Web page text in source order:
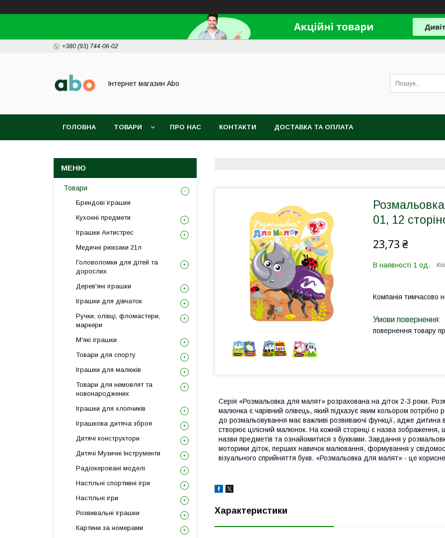
+380 (93) 744-06-02
Інтернет магазин Abo
ГОЛОВНА ТОВАРИ ПРО НАС КОНТАКТИ ДОСТАВКА ТА ОПЛАТА
01, 12
23,73 ₴
В наявності 1 од.
Компанія тимчасово
повернення товару
Серія «Розмальовка для малят» розрахована на діток 2-3 роки.
малюнка є чарівний олівець, який підказує яким кольором потрібно
до розмальовування має важливі розвиваючі функції, адже дитина
створює цілісний малюнок. На кожній сторінці є назва зображення,
назви предметів та ознайомитися з буквами. Завдання у
моторики діток, перших навичок малювання, формування у
візуального сприйняття букв. «Розмальовка для малят» - це
Характеристики
Товари
Брендові іграшки
Кухонні предмети
Іграшки Антистрес
Медичні рюкзаки 21л
Головоломки для дітей та
дорослих
Дерев'яні іграшки
Іграшки для дівчаток
Ручки, олівці, фломастери,
маркери
М'які іграшки
Товари для спорту
Іграшки для малюків
Товари для немовлят та
новонароджених
Іграшки для хлопчиків
Іграшкова дитяча зброя
Дитячі конструктори
Дитячі Музичні Інструменти
Радіокеровані моделі
Настільні спортивні ігри
Настільні ігри
Розвивальні іграшки
Картини за номерами